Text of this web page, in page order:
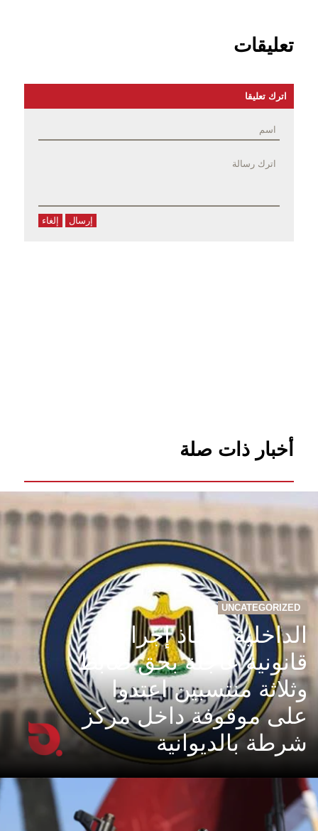
تعليقات
اترك تعليقا
إرسال إلغاء
أخبار ذات صلة
UNCATEGORIZED
الداخلية: اتخاذ إجراءات
قانونية عاجلة بحق ضابط
وثلاثة منتسبين اعتدوا
على موقوفة داخل مركز
شرطة بالديوانية